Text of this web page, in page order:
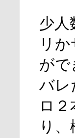
少人
リ
がで
バレ
ロ
り